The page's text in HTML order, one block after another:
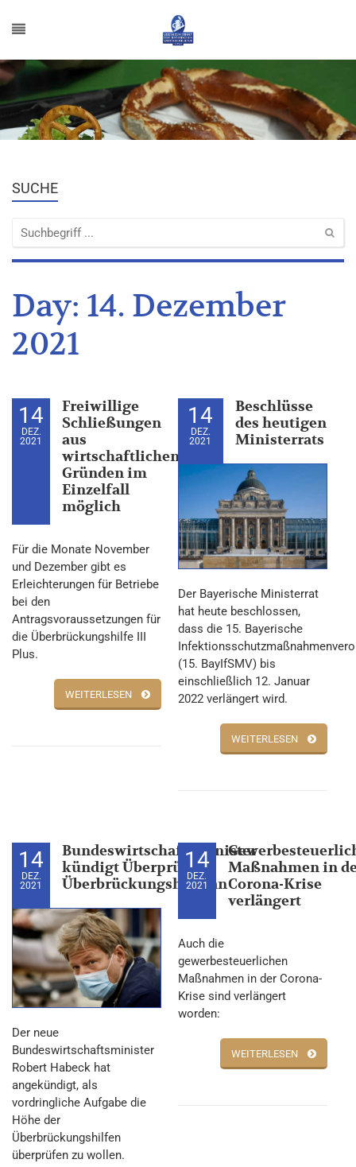
SUCHE
Day: 14. Dezember
2021
14
DEZ.
2021
Freiwillige
Schließungen
aus
wirtschaftlichen
Gründen im
Einzelfall
möglich
Für die Monate November
und Dezember gibt es
Erleichterungen für Betriebe
bei den
Antragsvoraussetzungen für
die Überbrückungshilfe III
Plus.
WEITERLESEN
14
DEZ.
2021
Beschlüsse
des heutigen
Ministerrats
Der Bayerische Ministerrat
hat heute beschlossen,
dass die 15. Bayerische
(15. BayIfSMV) bis
einschließlich 12. Januar
2022 verlängert wird.
WEITERLESEN
14
DEZ.
2021
Bundeswirtschaftsminister
kündigt Überprüfung
Überbrückungshilfe an
Der neue
Bundeswirtschaftsminister
Robert Habeck hat
angekündigt, als
vordringliche Aufgabe die
Höhe der
Überbrückungshilfen
überprüfen zu wollen.
14
DEZ.
2021
Maßnahmen in
Corona-Krise
verlängert
Auch die
gewerbesteuerlichen
Maßnahmen in der Corona-
Krise sind verlängert
worden:
WEITERLESEN